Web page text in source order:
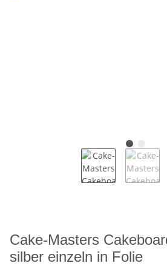
Cake-Masters
silber einzeln in Folie